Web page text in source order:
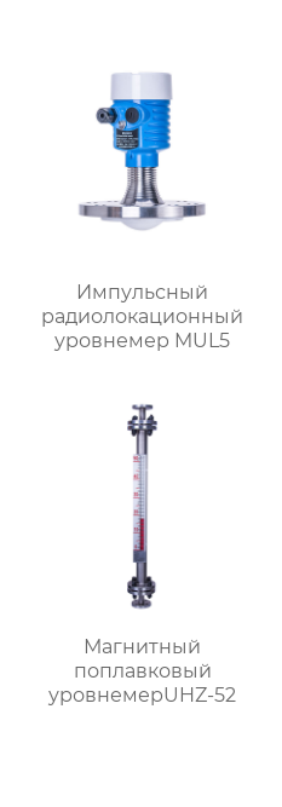
Импульсный
радиолокационный
уровнемер MUL5
Магнитный
поплавковый
уровнемерUHZ-52